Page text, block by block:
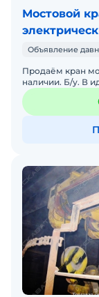
Мостовой
Объявление
Продаём кран
наличии. Б/у. В
течении 4-х